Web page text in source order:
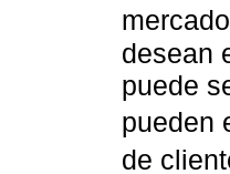
desean
puede
pueden
de